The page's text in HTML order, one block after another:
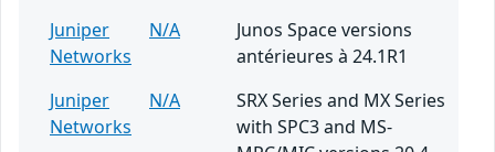
Juniper
Networks
N/A
Junos Space versions
antérieures à 24.1R1
Juniper
Networks
N/A
SRX Series and MX Series
with SPC3 and MS-